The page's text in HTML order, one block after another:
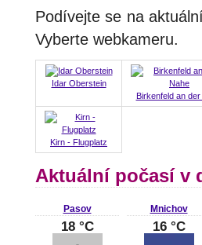
Podívejte se na
Vyberte webkameru.
Idar Oberstein
Birkenfeld an der
Kirn - Flugplatz
Aktuální počasí v
Pasov
18 °C
Mnichov
16 °C